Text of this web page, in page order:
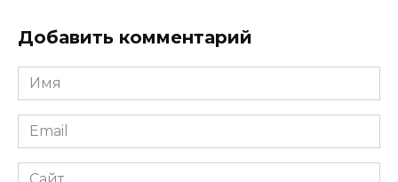
Добавить комментарий
Имя
*
Email
*
Сайт